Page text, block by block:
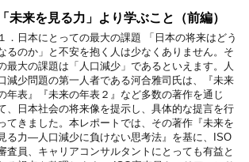
「未来を見る力」より学ぶこと（前編）
１．日本にとっての最大の課題 「日本の将来はどう
るのか」と不安を抱く人は少なくありません。そ
最大の課題は「人口減少」であるといえます。人
減少問題の第一人者である河合雅司氏は、『未来
年表』『未来の年表２』など多数の著作を通じ
、日本社会の将来像を提示し、具体的な提言を行
てきました。本レポートでは、その著作『未来を
る力―人口減少に負けない思考法』を基に、ISO
査員、キャリアコンサルタントにとっても有益と